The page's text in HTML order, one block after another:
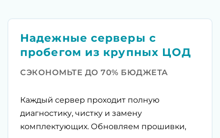
Надежные серверы с
пробегом из крупных ЦОД
СЭКОНОМЬТЕ ДО 70% БЮДЖЕТА
Каждый сервер проходит полную
диагностику, чистку и замену
комплектующих. Обновляем прошивки,